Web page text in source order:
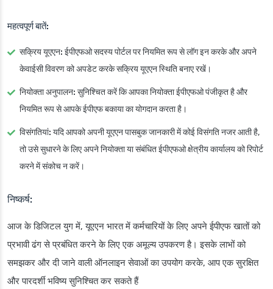
महत्वपूर्ण बातें:
सक्रिय यूएएन: ईपीएफओ सदस्य पोर्टल पर नियमित रूप से लॉग इन करके और अपने
केवाईसी विवरण को अपडेट करके सक्रिय यूएएन स्थिति बनाए रखें।
नियोक्ता अनुपालन: सुनिश्चित करें कि आपका नियोक्ता ईपीएफओ पंजीकृत है और
नियमित रूप से आपके ईपीएफ बकाया का योगदान करता है।
विसंगतियां: यदि आपको अपनी यूएएन पासबुक जानकारी में कोई विसंगति नजर आती है,
तो उसे सुधारने के लिए अपने नियोक्ता या संबंधित ईपीएफओ क्षेत्रीय कार्यालय को रिपोर्ट
करने में संकोच न करें।
निष्कर्ष:
आज के डिजिटल युग में, यूएएन भारत में कर्मचारियों के लिए अपने ईपीएफ खातों को
प्रभावी ढंग से प्रबंधित करने के लिए एक अमूल्य उपकरण है। इसके लाभों को
समझकर और दी जाने वाली ऑनलाइन सेवाओं का उपयोग करके, आप एक सुरक्षित
और पारदर्शी भविष्य सुनिश्चित कर सकते हैं